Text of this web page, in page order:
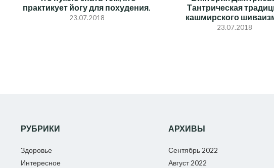
практикует йогу для похудения.
23.07.2018
Тантрическая
кашмирского
23.07.2018
РУБРИКИ
Здоровье
Интересное
АРХИВЫ
Сентябрь 2022
Август 2022